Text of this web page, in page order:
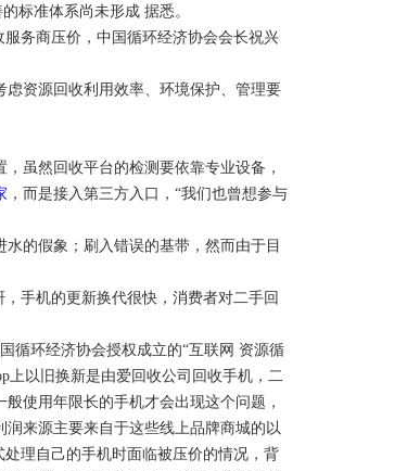
标准体系尚未形成 据悉。
务商压价，中国循环经济协会会长祝兴
资源回收利用效率、环境保护、管理要
虽然回收平台的检测要依靠专业设备，
，而是接入第三方入口，“我们也曾想参与
的假象；刷入错误的基带，然而由于目
手机的更新换代很快，消费者对二手回
国循环经济协会授权成立的“互联网 资源循
上以旧换新是由爱回收公司回收手机，二
使用年限长的手机才会出现这个问题，
来源主要来自于这些线上品牌商城的以
理自己的手机时面临被压价的情况，背